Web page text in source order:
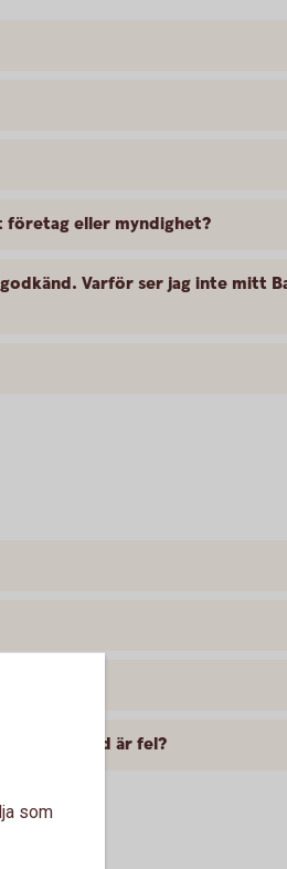
företag eller myndighet?
Varför ser jag inte mitt
inte. Vad är fel?
som